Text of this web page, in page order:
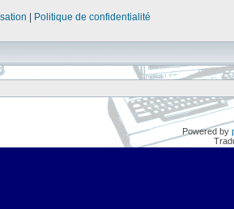
Politique de confidentialité
Powered by